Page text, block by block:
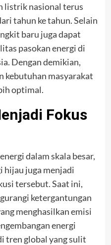
listrik nasional terus
tahun ke tahun. Selain
baru juga dapat
pasokan energi di
Dengan demikian,
kebutuhan masyarakat
optimal.
Fokus
dalam skala besar,
hijau juga menjadi
tersebut. Saat ini,
ketergantungan
menghasilkan emisi
energi
tren global yang sulit